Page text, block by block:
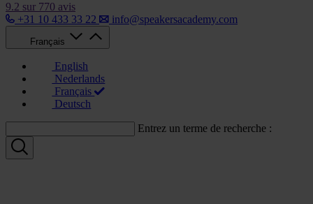
9.2 sur 770 avis
+31 10 433 33 22
info@speakersacademy.com
Français
English
Nederlands
Français
Deutsch
Entrez un terme de recherche :